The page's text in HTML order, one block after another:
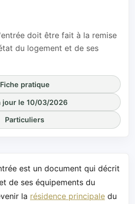
doit être fait à la remise
du logement et de ses
Fiche pratique
jour le 10/03/2026
Particuliers
est un document qui décrit
de ses équipements du
la résidence principale du